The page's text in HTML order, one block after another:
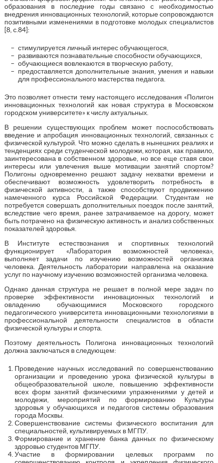
образования в последние годы связано с необходимостью
внедрения инновационных технологий, которые сопровождаются
позитивными изменениями в подготовке молодых специалистов
[8, с.84]:
стимулируется личный интерес обучающегося,
развиваются познавательные способности обучающихся,
обучающиеся вовлекаются в творческую работу,
предоставляется дополнительные знания, умения и навыки
для профессионального мастерства педагога.
Это позволяет отнести тему настоящего исследования «Полигон
инновационных технологий как новая структура в Московском
городском университете» к числу актуальных.
В решении существующих проблем может поспособствовать
введение и апробация инновационных технологий, связанных с
физической культурой. Что можно сделать в нынешних реалиях и
тенденциях среди студенческой молодежи, которая, как правило,
заинтересована в собственном здоровье, но все еще ставя свои
интересы или увлечения выше мотивации занятий спортом?
Полигоны одновременно решают задачу нехватки времени и
обеспечивают возможность удовлетворить потребность в
физической активности, а также способствуют продвижению
намеченного курса Российской Федерации. Студентам не
потребуется совершать дополнительных поездок после занятий,
вследствие чего время, ранее затрачиваемое на дорогу, может
быть потрачено на физическую активность и анализ собственных
показателей здоровья.
В Институте естествознания и спортивных технологий
функционирует «Лаборатория возможностей человека»,
выполняет задачи по изучению возможностей организма
человека. Деятельность лаборатории направлена на оказание
услуг по научному изучению возможностей организма человека.
Однако данная структура не решает в полной мере задач по
проверке эффективности инновационных технологий и
овладению обучающимися Московского городского
педагогического университета инновационными технологиями в
профессиональной деятельности специалистов в области
физической культуры и спорта.
Поэтому деятельность Полигона инновационных технологий
должна заключаться в следующем:
Проведение научных исследований по совершенствованию
организации и проведению урока физической культуры в
общеобразовательной школе, повышению эффективности
всех форм занятий физическими упражнениями у детей и
молодежи, мероприятий по формированию Культуры
здоровья у обучающихся и педагогов системы образования
города Москвы.
Совершенствование системы физического воспитания для
специальностей, культивируемых в МГПУ.
Формирование и хранение банка данных по физическому
здоровью студентов МГПУ.
Участие в формировании целевых программ по